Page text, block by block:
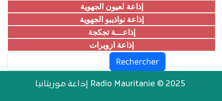
إذاعة لعيون الجهوية
إذاعة نواذيبو الجهوية
إذاعـــة تجكجة
إذاعة ازويرات
إذاعة موريتانيا Radio Mauritanie © 2025